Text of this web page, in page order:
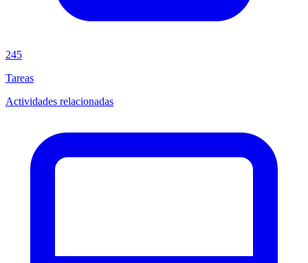
245
Tareas
Actividades relacionadas